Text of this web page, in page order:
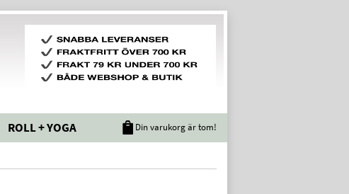
ROLL + YOGA Din varukorg är tom!